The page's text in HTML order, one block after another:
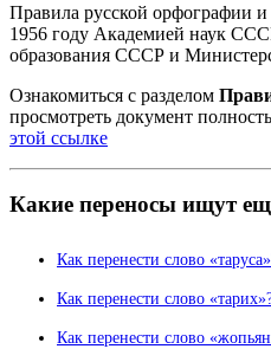
Правила русской орфографии
1956 году Академией наук
образования СССР и
Ознакомиться с разделом
просмотреть документ
этой ссылке
Какие переносы ищут
Как перенести слово
Как перенести слово
Как перенести слово